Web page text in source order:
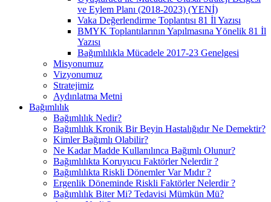
ve Eylem Planı (2018-2023) (YENİ)
Vaka Değerlendirme Toplantısı 81 İl Yazısı
BMYK Toplantılarının Yapılmasına Yönelik 81 İl
Yazısı
Bağımlılıkla Mücadele 2017-23 Genelgesi
Misyonumuz
Vizyonumuz
Stratejimiz
Aydınlatma Metni
Bağımlılık
Bağımlılık Nedir?
Bağımlılık Kronik Bir Beyin Hastalığıdır Ne Demektir?
Kimler Bağımlı Olabilir?
Ne Kadar Madde Kullanılınca Bağımlı Olunur?
Bağımlılıkta Koruyucu Faktörler Nelerdir ?
Bağımlılıkta Riskli Dönemler Var Mıdır ?
Ergenlik Döneminde Riskli Faktörler Nelerdir ?
Bağımlılık Biter Mi? Tedavisi Mümkün Mü?